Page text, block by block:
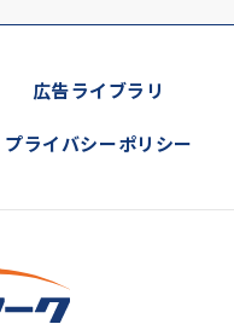
広告ライブラリ
プライバシーポリシー